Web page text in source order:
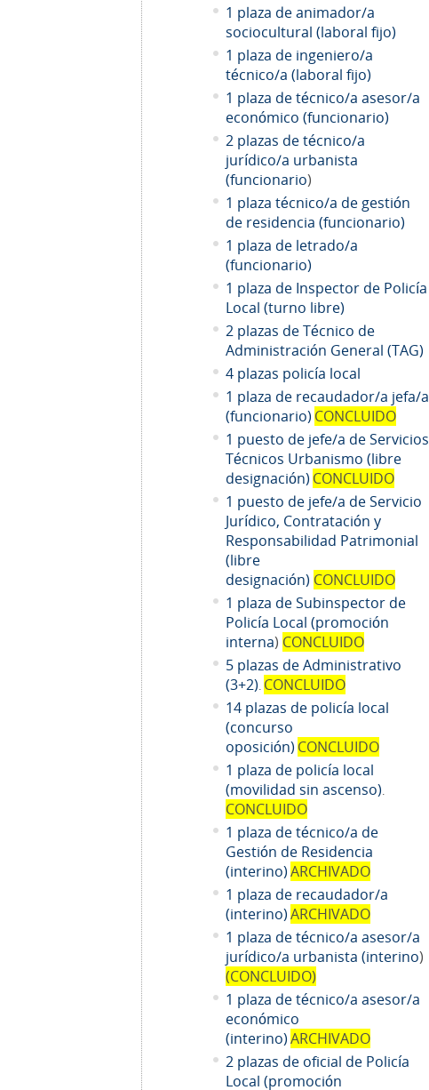
1 plaza de animador/a
sociocultural (laboral fijo)
1 plaza de ingeniero/a
técnico/a (laboral fijo)
1 plaza de técnico/a asesor/a
económico (funcionario)
2 plazas de técnico/a
jurídico/a urbanista
(funcionario)
1 plaza técnico/a de gestión
de residencia (funcionario)
1 plaza de letrado/a
(funcionario)
1 plaza de Inspector de Policía
Local (turno libre)
2 plazas de Técnico de
Administración General (TAG)
4 plazas policía local
1 plaza de recaudador/a jefa/a
(funcionario) CONCLUIDO
1 puesto de jefe/a de Servicios
Técnicos Urbanismo (libre
designación) CONCLUIDO
1 puesto de jefe/a de Servicio
Jurídico, Contratación y
Responsabilidad Patrimonial
(libre
designación) CONCLUIDO
1 plaza de Subinspector de
Policía Local (promoción
interna) CONCLUIDO
5 plazas de Administrativo
(3+2). CONCLUIDO
14 plazas de policía local
(concurso
oposición) CONCLUIDO
1 plaza de policía local
(movilidad sin ascenso).
CONCLUIDO
1 plaza de técnico/a de
Gestión de Residencia
(interino)ARCHIVADO
1 plaza de recaudador/a
(interino)ARCHIVADO
1 plaza de técnico/a asesor/a
jurídico/a urbanista (interino)
(CONCLUIDO)
1 plaza de técnico/a asesor/a
económico
(interino)ARCHIVADO
2 plazas de oficial de Policía
Local (promoción